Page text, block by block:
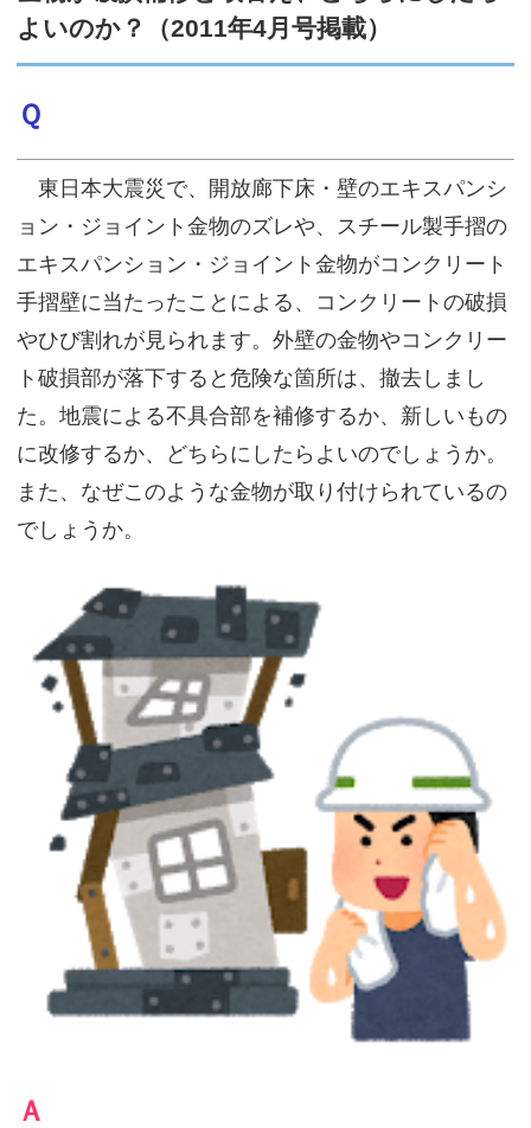
よいのか？（2011年4月号掲載）
Ｑ
東日本大震災で、開放廊下床・壁のエキスパンシ
ョン・ジョイント金物のズレや、スチール製手摺の
エキスパンション・ジョイント金物がコンクリート
手摺壁に当たったことによる、コンクリートの破損
やひび割れが見られます。外壁の金物やコンクリー
ト破損部が落下すると危険な箇所は、撤去しまし
た。地震による不具合部を補修するか、新しいもの
に改修するか、どちらにしたらよいのでしょうか。
また、なぜこのような金物が取り付けられているの
でしょうか。
Ａ